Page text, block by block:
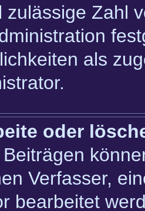
zulässige Zahl
als
oder
Verfasser,
bearbeitet